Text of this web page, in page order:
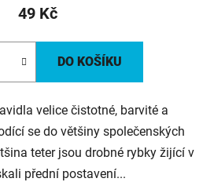
49 Kč
DO KOŠÍKU
velice čistotné, barvité a
se do většiny společenských
teter jsou drobné rybky žijící v
přední postavení...